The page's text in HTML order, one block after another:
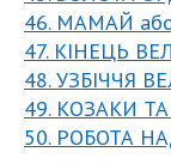
46. МАМАЙ
47. КІНЕЦЬ
48. УЗБІЧЧЯ
49. КОЗАКИ
50. РОБОТА